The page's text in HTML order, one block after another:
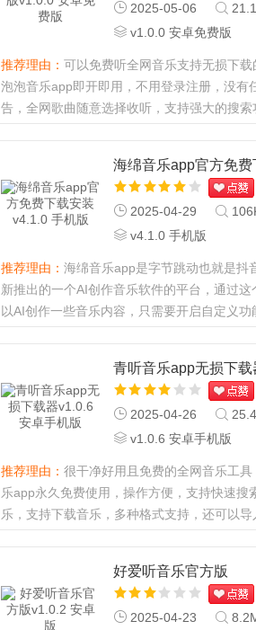
2025-05-06
v1.0.0 安卓免费版
推荐理由： 可以免费听全网音乐支持无损下载
泡泡音乐app即开即用，不用登录注册，没有
告，全网歌曲随意选择收听，支持强大的搜索
下载歌曲1、先在本站...海绵音乐app官方免费
装
2025-04-29
v4.1.0 手机版
推荐理由： 海绵音乐app是字节跳动也就是抖
新推出的一个AI创作音乐软件的平台，通过这
以AI创作一些音乐内容，只需要开启自定义功
青听音乐app无损下载
2025-04-26
v1.0.6 安卓手机版
推荐理由： 很干净好用且免费的全网音乐工具
乐app永久免费使用，操作方便，支持快速搜
乐，支持下载音乐，多种格式支持，还可以导
下载安装好软件，打...好爱听音乐官方版
2025-04-23